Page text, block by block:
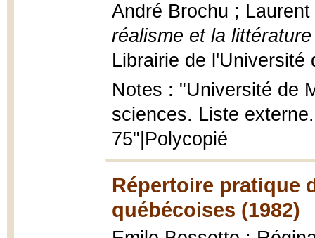
André Brochu ;
réalisme et la
Librairie de l'Université
Notes : "Université de
sciences. Liste
75"|Polycopié
Répertoire pratique
québécoises (1982)